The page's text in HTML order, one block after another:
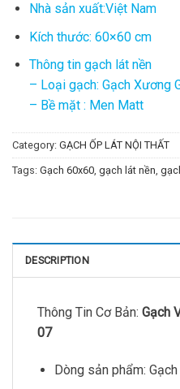
Nhà sản xuất:Việt Nam
Kích thước: 60×60 cm
Thông tin gạch lát nền
– Loại gạch: Gạch Xương
– Bề mặt : Men Matt
Category: GẠCH ỐP LÁT NỘI THẤT
Tags: Gạch 60x60, gạch lát nền,
DESCRIPTION
Thông Tin Cơ Bản: Gạch
07
Dòng sản phẩm: